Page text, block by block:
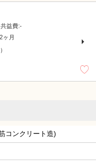
-
2ヶ月
）
コンクリート造)